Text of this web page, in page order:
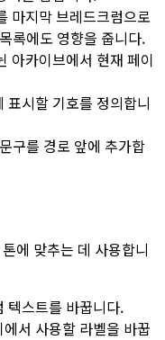
마지막 브레드크럼으로
록에도 영향을 줍니다.
아카이브에서 현재 페이
표시할 기호를 정의합니
구를 경로 앞에 추가합
에 맞추는 데 사용합니
텍스트를 바꿉니다.
서 사용할 라벨을 바꿉